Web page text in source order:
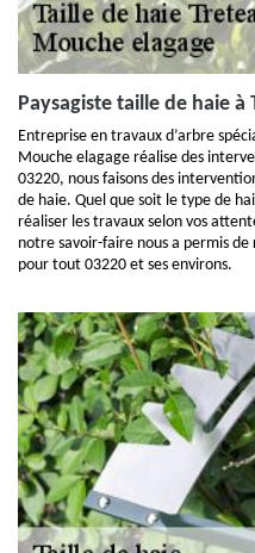
Paysagiste taille de haie à
Entreprise en travaux d’arbre
Mouche elagage réalise des
03220, nous faisons des
de haie. Quel que soit le type de
réaliser les travaux selon vos
notre savoir-faire nous a permis
pour tout 03220 et ses environs.